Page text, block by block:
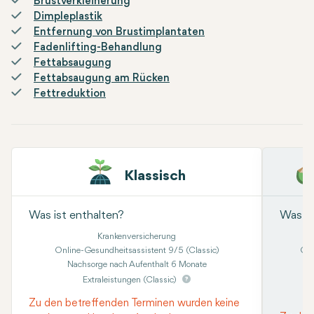
Dimpleplastik
Entfernung von Brustimplantaten
Fadenlifting-Behandlung
Fettabsaugung
Fettabsaugung am Rücken
Fettreduktion
Klassisch
Was ist enthalten?
Krankenversicherung
Online-Gesundheitsassistent 9/5 (Classic)
Nachsorge nach Aufenthalt 6 Monate
Extraleistungen (Classic)
Zu den betreffenden Terminen wurden keine
Was